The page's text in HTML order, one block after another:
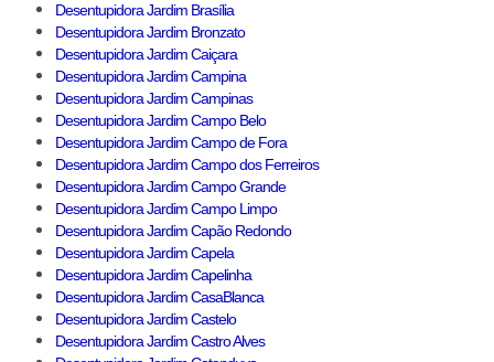
Desentupidora Jardim Brasília
Desentupidora Jardim Bronzato
Desentupidora Jardim Caiçara
Desentupidora Jardim Campina
Desentupidora Jardim Campinas
Desentupidora Jardim Campo Belo
Desentupidora Jardim Campo de Fora
Desentupidora Jardim Campo dos Ferreiros
Desentupidora Jardim Campo Grande
Desentupidora Jardim Campo Limpo
Desentupidora Jardim Capão Redondo
Desentupidora Jardim Capela
Desentupidora Jardim Capelinha
Desentupidora Jardim CasaBlanca
Desentupidora Jardim Castelo
Desentupidora Jardim Castro Alves